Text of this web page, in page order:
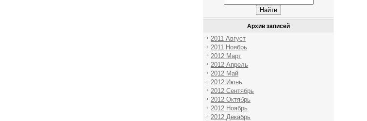
Архив записей
2011 Август
2011 Ноябрь
2012 Март
2012 Апрель
2012 Май
2012 Июнь
2012 Сентябрь
2012 Октябрь
2012 Ноябрь
2012 Декабрь